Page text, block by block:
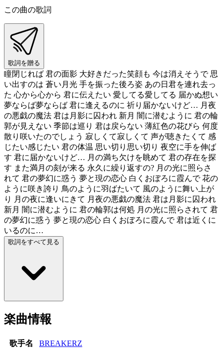
この曲の歌詞
歌詞を贈る
瞳閉じれば 君の面影 大好きだった笑顔も 今は消えそうで 思
い出すのは 蒼い月光 手を振った後ろ姿 あの日君を連れ去っ
た 心から心から 君に伝えたい 愛してる愛してる 届かぬ想い
夢ならば夢ならば 君に逢えるのに 祈り届かないけど… 月夜
の悪戯の魔法 君は月影に囚われ 新月 闇に潜むように 君の輪
郭が見えない 季節は巡り 君は戻らない 薄紅色の花びら 何度
散り咲いたのでしょう 寂しくて寂しくて 声が聴きたくて 感
じたい感じたい 君の体温 思い切り思い切り 夜空に手を伸ば
す 君に届かないけど… 月の満ち欠けを眺めて 君の存在を探
す また満月の刻が来る 永久に繰り返すの? 月の光に照らさ
れて 君の夢幻に惑う 夢と現の恋心 白くおぼろに霞んで 花の
ように咲き誇り 鳥のように羽ばたいて 風のように舞い上が
り 月の夜に逢いにきて 月夜の悪戯の魔法 君は月影に囚われ
新月 闇に潜むように 君の輪郭は何処 月の光に照らされて 君
の夢幻に惑う 夢と現の恋心 白くおぼろに霞んで 君は近くに
いるのに…
歌詞をすべて見る
楽曲情報
歌手名 BREAKERZ